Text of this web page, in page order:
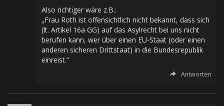
Also richtiger wäre z.B.:
„Frau Roth ist offensichtlich nicht bekannt, dass sich
(lt. Artikel 16a GG) auf das Asylrecht bei uns nicht
berufen kann, wer über einen EU-Staat (oder einen
anderen sicheren Drittstaat) in die Bundesrepublik
einreist.“
Antworten